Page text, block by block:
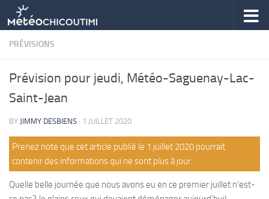
Skip to content
PRÉVISIONS
Prévision pour jeudi, Météo-Saguenay-Lac-
Saint-Jean
BY JIMMY DESBIENS · 1 JUILLET 2020
Prenez note que cet article publié le 1 juillet 2020 pourrait
contenir des informations qui ne sont plus à jour.
Quelle belle journée que nous avons eu en ce premier juillet n’est-